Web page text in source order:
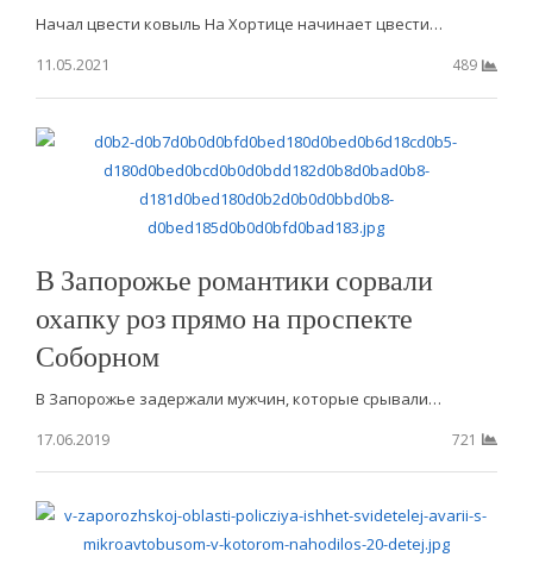
Начал цвести ковыль На Хортице начинает цвести…
11.05.2021
489
В Запорожье романтики сорвали
охапку роз прямо на проспекте
Соборном
В Запорожье задержали мужчин, которые срывали…
17.06.2019
721